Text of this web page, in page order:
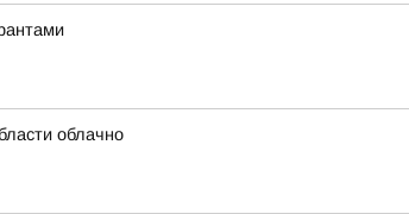
облачно